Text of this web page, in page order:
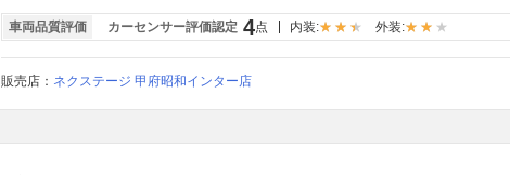
車両品質評価 カーセンサー評価認定 4点 内装: 外装:
販売店： ネクステージ 甲府昭和インター店